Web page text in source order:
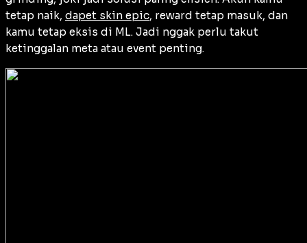
tetap naik, dapet skin epic, reward tetap masuk, dan
kamu tetap eksis di ML. Jadi nggak perlu takut
ketinggalan meta atau event penting.